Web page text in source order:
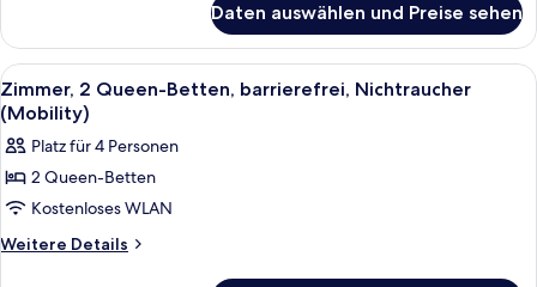
anzeigen
Suite,
1 King-
Bett,
Nichtraucher
Daten auswählen und Preise sehen
Alle
Fotos
für
Zimmer,
2 Queen-
Betten,
barrierefrei,
Ein Hotelzimmer mit zwei Betten,
8
Zimmer, 2 Queen-Betten, barrierefrei, Nichtraucher
(Mobility)
Platz für 4 Personen
2 Queen-Betten
Kostenloses WLAN
Weitere Details
Weitere